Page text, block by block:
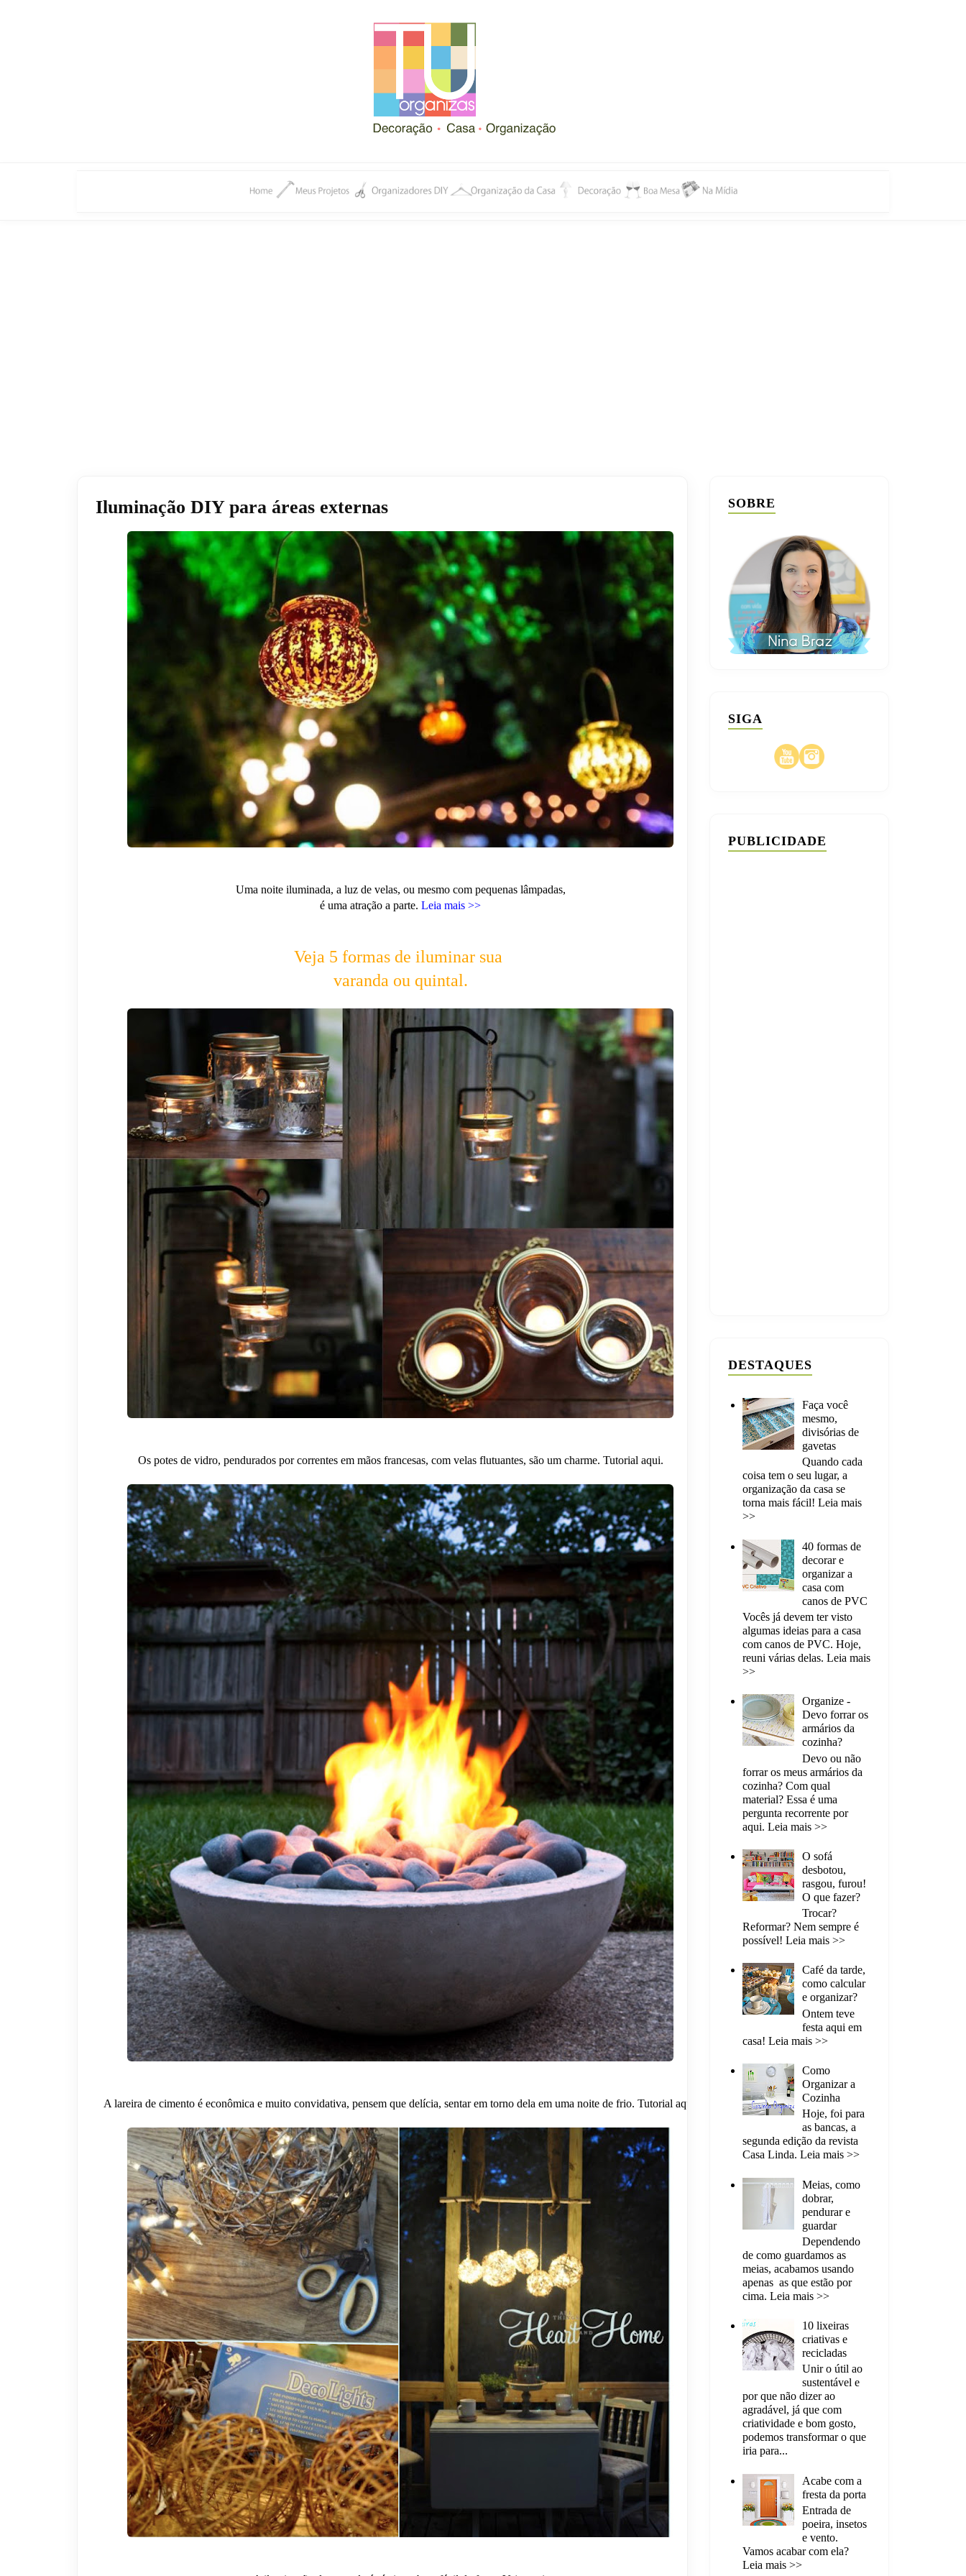
Iluminação DIY para áreas externas
Uma noite iluminada, a luz de velas, ou mesmo com pequenas lâmpadas,
é uma atração a parte. Leia mais >>
Veja 5 formas de iluminar sua
varanda ou quintal.
Os potes de vidro, pendurados por correntes em mãos francesas, com velas flutuantes, são um charme. Tutorial aqui.
A lareira de cimento é econômica e muito convidativa, pensem que delícia, sentar em torno dela em uma noite de frio. Tutorial aqui
SOBRE
SIGA
PUBLICIDADE
DESTAQUES
Faça você
mesmo,
divisórias de
gavetas
Quando cada
coisa tem o seu lugar, a
organização da casa se
torna mais fácil! Leia mais
>>
40 formas de
decorar e
organizar a
casa com
canos de PVC
Vocês já devem ter visto
algumas ideias para a casa
com canos de PVC. Hoje,
reuni várias delas. Leia mais
>>
Organize -
Devo forrar os
armários da
cozinha?
Devo ou não
forrar os meus armários da
cozinha? Com qual
material? Essa é uma
pergunta recorrente por
aqui. Leia mais >>
O sofá
desbotou,
rasgou, furou!
O que fazer?
Trocar?
Reformar? Nem sempre é
possível! Leia mais >>
Café da tarde,
como calcular
e organizar?
Ontem teve
festa aqui em
casa! Leia mais >>
Como
Organizar a
Cozinha
Hoje, foi para
as bancas, a
segunda edição da revista
Casa Linda. Leia mais >>
Meias, como
dobrar,
pendurar e
guardar
Dependendo
de como guardamos as
meias, acabamos usando
apenas as que estão por
cima. Leia mais >>
10 lixeiras
criativas e
recicladas
Unir o útil ao
sustentável e
por que não dizer ao
agradável, já que com
criatividade e bom gosto,
podemos transformar o que
iria para...
Acabe com a
fresta da porta
Entrada de
poeira, insetos
e vento.
Vamos acabar com ela?
Leia mais >>